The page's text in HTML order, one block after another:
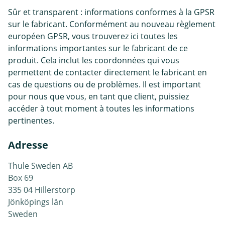
Sûr et transparent : informations conformes à la GPSR
sur le fabricant. Conformément au nouveau règlement
européen GPSR, vous trouverez ici toutes les
informations importantes sur le fabricant de ce
produit. Cela inclut les coordonnées qui vous
permettent de contacter directement le fabricant en
cas de questions ou de problèmes. Il est important
pour nous que vous, en tant que client, puissiez
accéder à tout moment à toutes les informations
pertinentes.
Adresse
Thule Sweden AB
Box 69
335 04 Hillerstorp
Jönköpings län
Sweden